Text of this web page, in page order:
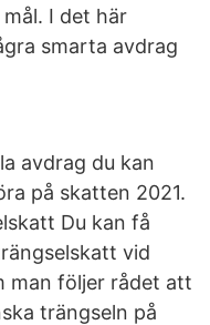
I det här
smarta avdrag
avdrag du kan
på skatten 2021.
Du kan få
vid
man följer rådet att
trängseln på